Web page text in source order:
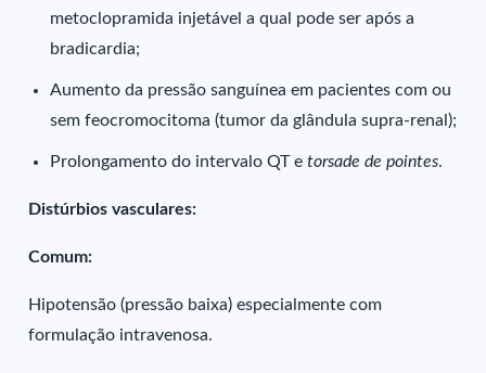
metoclopramida injetável a qual pode ser após a
bradicardia;
Aumento da pressão sanguínea em pacientes com ou
sem feocromocitoma (tumor da glândula supra-renal);
Prolongamento do intervalo QT e torsade de pointes.
Distúrbios vasculares:
Comum:
Hipotensão (pressão baixa) especialmente com
formulação intravenosa.